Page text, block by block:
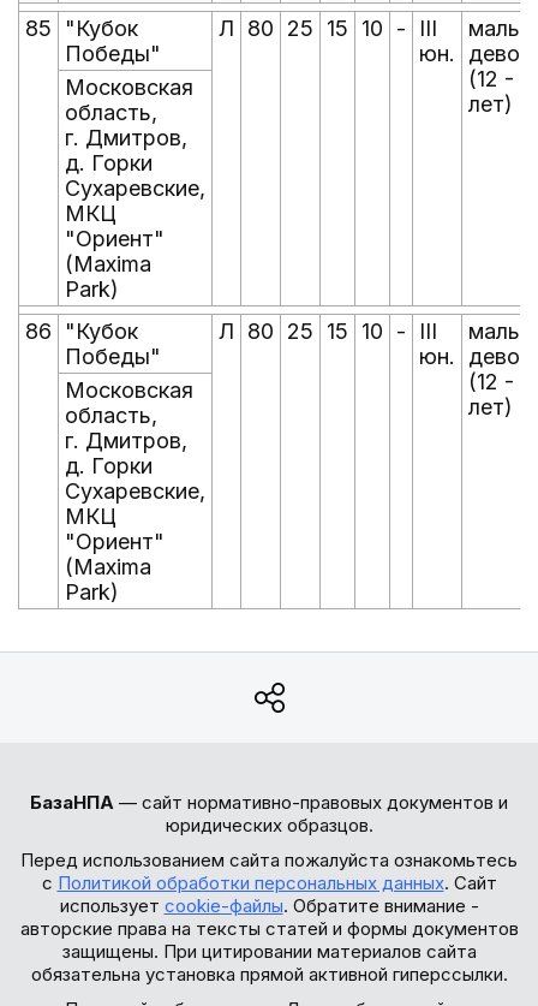
85
"Кубок
Победы"
Л 80 25 15 10 -
III
юн.
(12 -
лет)
Московская
область,
г. Дмитров,
д. Горки
Сухаревские,
МКЦ
"Ориент"
(Maxima
Park)
86
"Кубок
Победы"
Л 80 25 15 10 -
III
юн.
(12 -
лет)
Московская
область,
г. Дмитров,
д. Горки
Сухаревские,
МКЦ
"Ориент"
(Maxima
Park)
БазаНПА — сайт нормативно-правовых документов и
юридических образцов.
Перед использованием сайта пожалуйста ознакомьтесь
с Политикой обработки персональных данных. Сайт
использует cookie-файлы. Обратите внимание -
авторские права на тексты статей и формы документов
защищены. При цитировании материалов сайта
обязательна установка прямой активной гиперссылки.